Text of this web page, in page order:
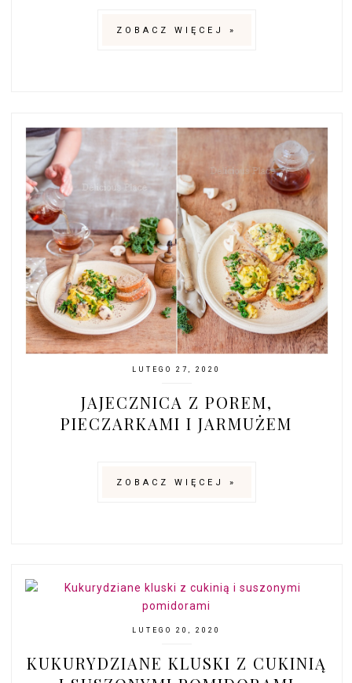
ZOBACZ WIĘCEJ »
LUTEGO 27, 2020
JAJECZNICA Z POREM,
PIECZARKAMI I JARMUŻEM
ZOBACZ WIĘCEJ »
LUTEGO 20, 2020
KUKURYDZIANE KLUSKI Z CUKINIĄ